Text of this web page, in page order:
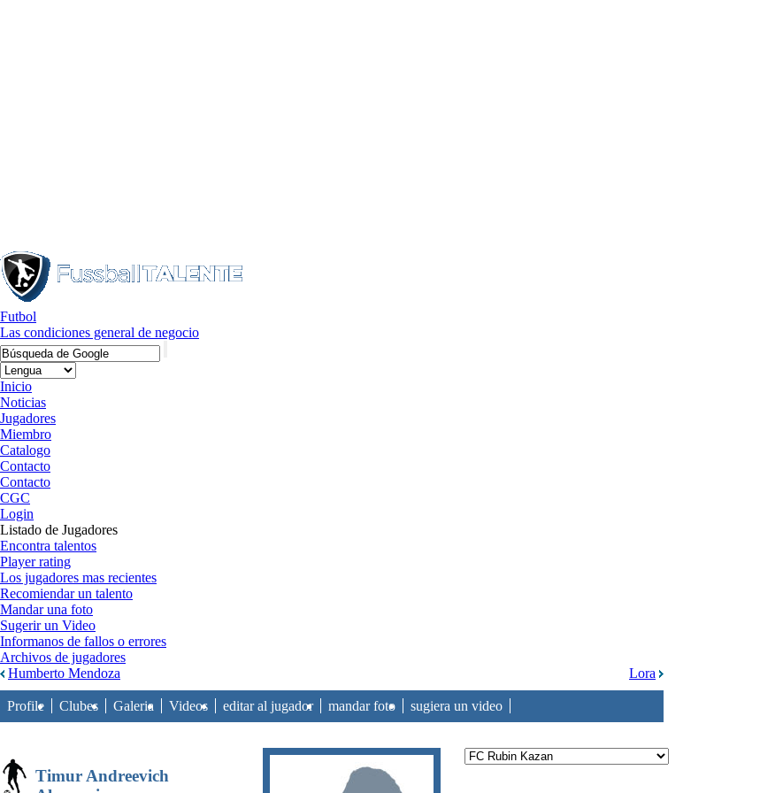
Futbol
Las condiciones general de negocio
Inicio
Noticias
Jugadores
Miembro
Catalogo
Contacto
Contacto
CGC
Login
Listado de Jugadores
Encontra talentos
Player rating
Los jugadores mas recientes
Recomiendar un talento
Mandar una foto
Sugerir un Video
Informanos de fallos o errores
Archivos de jugadores
Lora
Humberto Mendoza
Profile Clubes Galeria Videos editar al jugador mandar foto sugiera un video
Timur Andreevich